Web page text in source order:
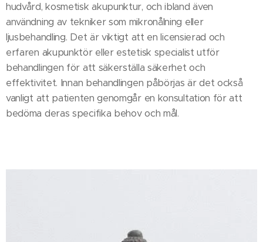
hudvård, kosmetisk akupunktur, och ibland även
användning av tekniker som mikronålning eller
ljusbehandling. Det är viktigt att en licensierad och
erfaren akupunktör eller estetisk specialist utför
behandlingen för att säkerställa säkerhet och
effektivitet. Innan behandlingen påbörjas är det också
vanligt att patienten genomgår en konsultation för att
bedöma deras specifika behov och mål.